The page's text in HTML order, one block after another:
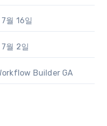
월 16일
월 2일
Builder GA